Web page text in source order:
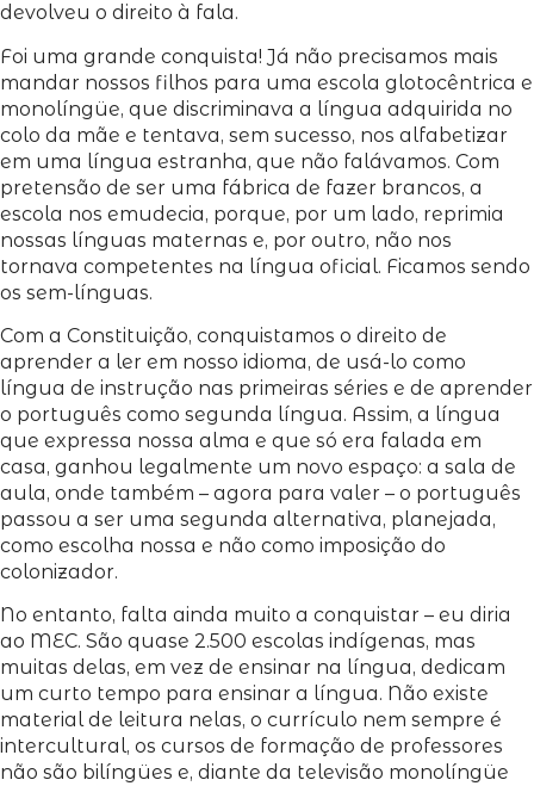
devolveu o direito à fala.
Foi uma grande conquista! Já não precisamos mais
mandar nossos filhos para uma escola glotocêntrica e
monolíngüe, que discriminava a língua adquirida no
colo da mãe e tentava, sem sucesso, nos alfabetizar
em uma língua estranha, que não falávamos. Com
pretensão de ser uma fábrica de fazer brancos, a
escola nos emudecia, porque, por um lado, reprimia
nossas línguas maternas e, por outro, não nos
tornava competentes na língua oficial. Ficamos sendo
os sem-línguas.
Com a Constituição, conquistamos o direito de
aprender a ler em nosso idioma, de usá-lo como
língua de instrução nas primeiras séries e de aprender
o português como segunda língua. Assim, a língua
que expressa nossa alma e que só era falada em
casa, ganhou legalmente um novo espaço: a sala de
aula, onde também – agora para valer – o português
passou a ser uma segunda alternativa, planejada,
como escolha nossa e não como imposição do
colonizador.
No entanto, falta ainda muito a conquistar – eu diria
ao MEC. São quase 2.500 escolas indígenas, mas
muitas delas, em vez de ensinar na língua, dedicam
um curto tempo para ensinar a língua. Não existe
material de leitura nelas, o currículo nem sempre é
intercultural, os cursos de formação de professores
não são bilíngües e, diante da televisão monolíngüe